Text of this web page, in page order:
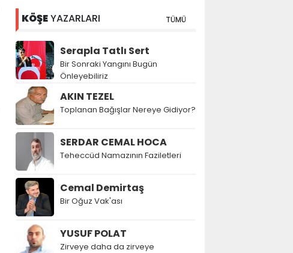
KÖŞEYAZARLARI TÜMÜ
Serapla Tatlı Sert
Bir Sonraki Yangını Bugün
Önleyebiliriz
AKIN TEZEL
Toplanan Bağışlar Nereye Gidiyor?
SERDAR CEMAL HOCA
Teheccüd Namazının Faziletleri
Cemal Demirtaş
Bir Oğuz Vak'ası
YUSUF POLAT
Zirveye daha da zirveye